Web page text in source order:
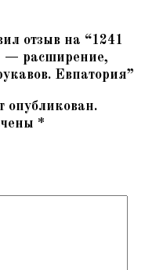
отзыв на “1241
расширение,
Евпатория”
опубликован.
*